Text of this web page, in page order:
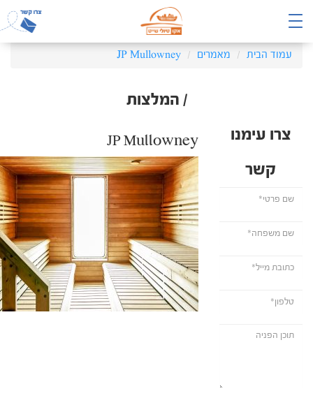
עמוד הבית מאמרים JP Mullowney
/ המלצות
צרו עימנו
קשר
JP Mullowney